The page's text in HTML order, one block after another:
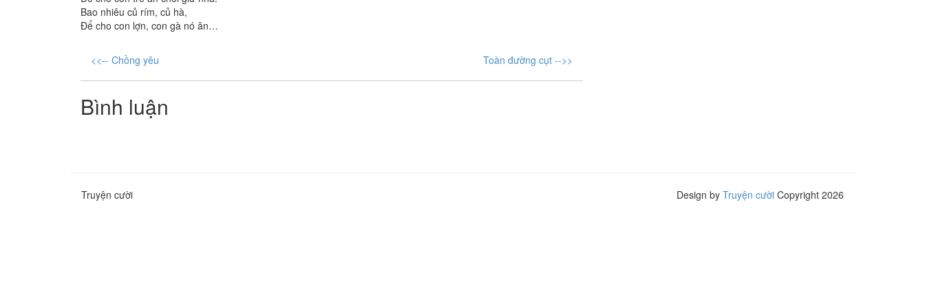
Bao nhiêu củ rím, củ hà,
Để cho con lợn, con gà nó ăn…
<<-- Chồng yêu Toàn đường cụt -->>
Bình luận
Truyện cười Design by Truyện cười Copyright 2026